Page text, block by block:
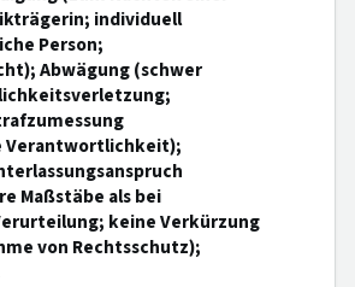
individuell
Person;
Abwägung (schwer
Verantwortlichkeit);
Maßstäbe als bei
keine Verkürzung
von Rechtsschutz);